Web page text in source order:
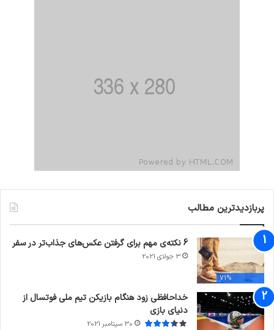
پربازدیدترین مطالب
71%
6 نکته‌ی مهم برای گرفتن عکس‌های جذاب‌تر در سفر
3 جولای 2021
خداحافظی زود هنگام بازیکن تیم ملی فوتسال از
دنیای بازی
30 سپتامبر 2021